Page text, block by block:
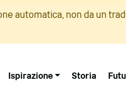
automatica, non da un
Ispirazione Storia